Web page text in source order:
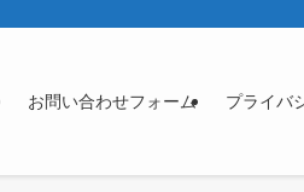
お問い合わせフォーム プライバ